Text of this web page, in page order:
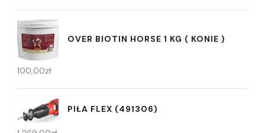
OVER BIOTIN HORSE 1 KG ( KONIE )
100,00zł
PIŁA FLEX (491306)